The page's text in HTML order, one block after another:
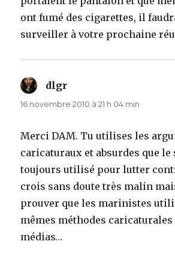
ont fumé des cigarettes, il
surveiller à votre prochaine
dlgr
16 novembre 2010 à 21 h 04 min
Merci DAM. Tu utilises les
caricaturaux et absurdes que le
toujours utilisé pour lutter
crois sans doute très malin
prouver que les marinistes
mêmes méthodes caricaturales
médias…